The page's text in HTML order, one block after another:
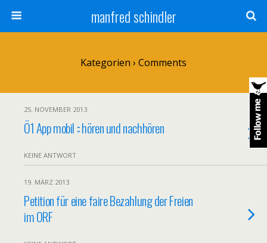
manfred schindler
Kategorien › Comments
25. NOVEMBER 2013
Ö1 App mobil :: hören und nachhören
KEINE ANTWORT
19. MÄRZ 2013
Petition für eine faire Bezahlung der Freien
im ORF